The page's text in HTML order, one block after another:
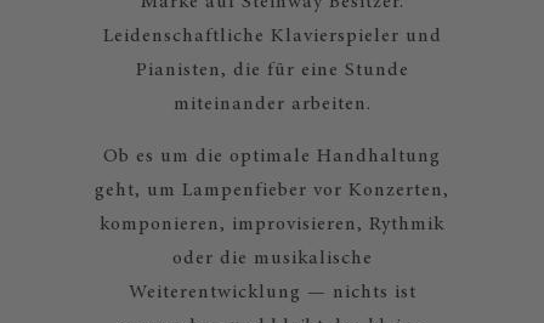
Leidenschaftliche Klavierspieler und
Pianisten, die für eine Stunde
miteinander arbeiten.
Ob es um die optimale Handhaltung
geht, um Lampenfieber vor Konzerten,
komponieren, improvisieren, Rythmik
oder die musikalische
Weiterentwicklung — nichts ist